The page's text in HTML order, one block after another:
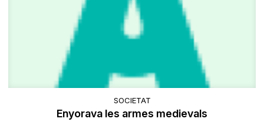
SOCIETAT
Enyorava les armes medievals